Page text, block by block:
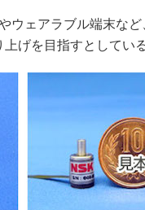
海外生産
グローバル設計・
制御セキュリテ
ウェアラブル端末な
げを目指すとしている